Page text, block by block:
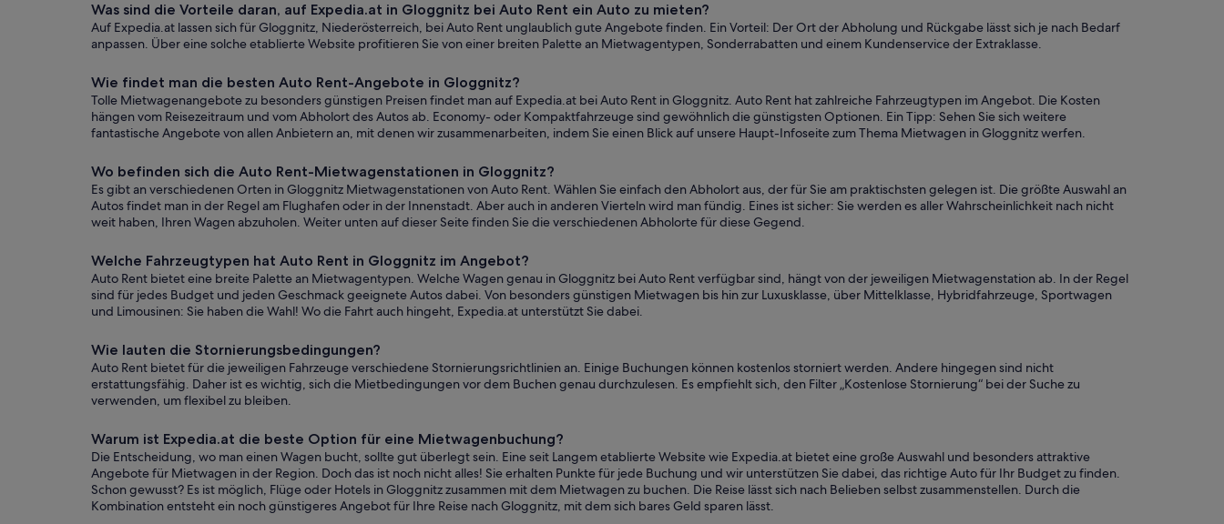
Was sind die Vorteile daran, auf Expedia.at in Gloggnitz bei Auto Rent ein Auto zu mieten?
Auf Expedia.at lassen sich für Gloggnitz, Niederösterreich, bei Auto Rent unglaublich gute Angebote finden. Ein Vorteil: Der Ort der Abholung und Rückgabe lässt sich je nach Bedarf
anpassen. Über eine solche etablierte Website profitieren Sie von einer breiten Palette an Mietwagentypen, Sonderrabatten und einem Kundenservice der Extraklasse.
Wie findet man die besten Auto Rent-Angebote in Gloggnitz?
Tolle Mietwagenangebote zu besonders günstigen Preisen findet man auf Expedia.at bei Auto Rent in Gloggnitz. Auto Rent hat zahlreiche Fahrzeugtypen im Angebot. Die Kosten
hängen vom Reisezeitraum und vom Abholort des Autos ab. Economy- oder Kompaktfahrzeuge sind gewöhnlich die günstigsten Optionen. Ein Tipp: Sehen Sie sich weitere
fantastische Angebote von allen Anbietern an, mit denen wir zusammenarbeiten, indem Sie einen Blick auf unsere Haupt-Infoseite zum Thema Mietwagen in Gloggnitz werfen.
Wo befinden sich die Auto Rent-Mietwagenstationen in Gloggnitz?
Es gibt an verschiedenen Orten in Gloggnitz Mietwagenstationen von Auto Rent. Wählen Sie einfach den Abholort aus, der für Sie am praktischsten gelegen ist. Die größte Auswahl an
Autos findet man in der Regel am Flughafen oder in der Innenstadt. Aber auch in anderen Vierteln wird man fündig. Eines ist sicher: Sie werden es aller Wahrscheinlichkeit nach nicht
weit haben, Ihren Wagen abzuholen. Weiter unten auf dieser Seite finden Sie die verschiedenen Abholorte für diese Gegend.
Welche Fahrzeugtypen hat Auto Rent in Gloggnitz im Angebot?
Auto Rent bietet eine breite Palette an Mietwagentypen. Welche Wagen genau in Gloggnitz bei Auto Rent verfügbar sind, hängt von der jeweiligen Mietwagenstation ab. In der Regel
sind für jedes Budget und jeden Geschmack geeignete Autos dabei. Von besonders günstigen Mietwagen bis hin zur Luxusklasse, über Mittelklasse, Hybridfahrzeuge, Sportwagen
und Limousinen: Sie haben die Wahl! Wo die Fahrt auch hingeht, Expedia.at unterstützt Sie dabei.
Wie lauten die Stornierungsbedingungen?
Auto Rent bietet für die jeweiligen Fahrzeuge verschiedene Stornierungsrichtlinien an. Einige Buchungen können kostenlos storniert werden. Andere hingegen sind nicht
erstattungsfähig. Daher ist es wichtig, sich die Mietbedingungen vor dem Buchen genau durchzulesen. Es empfiehlt sich, den Filter „Kostenlose Stornierung“ bei der Suche zu
verwenden, um flexibel zu bleiben.
Warum ist Expedia.at die beste Option für eine Mietwagenbuchung?
Die Entscheidung, wo man einen Wagen bucht, sollte gut überlegt sein. Eine seit Langem etablierte Website wie Expedia.at bietet eine große Auswahl und besonders attraktive
Angebote für Mietwagen in der Region. Doch das ist noch nicht alles! Sie erhalten Punkte für jede Buchung und wir unterstützen Sie dabei, das richtige Auto für Ihr Budget zu finden.
Schon gewusst? Es ist möglich, Flüge oder Hotels in Gloggnitz zusammen mit dem Mietwagen zu buchen. Die Reise lässt sich nach Belieben selbst zusammenstellen. Durch die
Kombination entsteht ein noch günstigeres Angebot für Ihre Reise nach Gloggnitz, mit dem sich bares Geld sparen lässt.